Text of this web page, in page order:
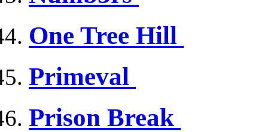
One Tree Hill
Primeval
Prison Break